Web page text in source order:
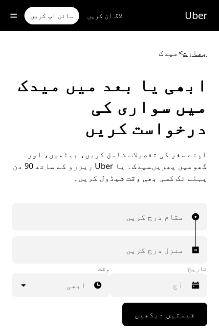
مواد
جائیں
Uber لاگ ان کریں سائن اپ کریں
بھارت>میدک
ابھی یا بعد میں میدک
میں سواری کی
درخواست کریں
اپنے سفر کی تفصیلات شامل کریں، بیٹھیں، اور
گھومیں پھریںمیدک۔ یا Uber ریزرو کے ساتھ 90 دن
پہلے تک کسی بھی وقت شیڈول کریں۔
مقام درج کریں
منزل درج کریں
تاریخ
Press
down
وقت
ابھی
قیمتیں دیکھیں